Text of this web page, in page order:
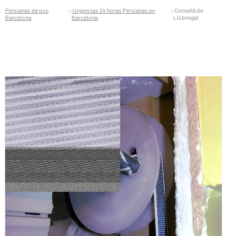
Persianas de pvc
Barcelona
Urgencias 24 horas Persianas en
Barcelona
Cornellà de
Llobregat